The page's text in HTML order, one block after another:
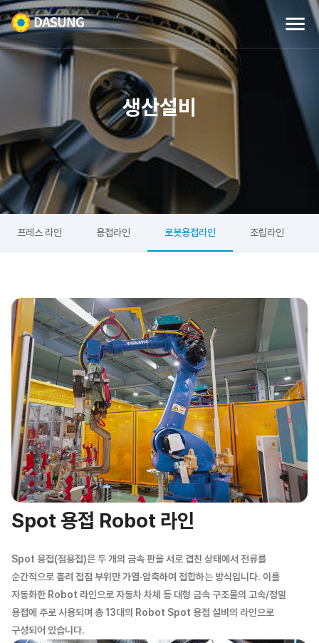
생산설비
프레스 라인 용접라인 로봇용접라인 조립라인
Spot 용접 Robot 라인
Spot 용접(점용접)은 두 개의 금속 판을 서로 겹친 상태에서 전류를
순간적으로 흘려 접점 부위만 가열·압축하여 접합하는 방식입니다. 이를
자동화한 Robot 라인으로 자동차 차체 등 대형 금속 구조물의 고속/정밀
용접에 주로 사용되며 총 13대의 Robot Spot 용접 설비의 라인으로
구성되어 있습니다.